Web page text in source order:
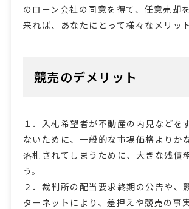
のローン会社の同意を得て、任意売却
来れば、あなたにとって様々なメリッ
競売のデメリット
１．入札希望者が不動産の内見などを
ないために、一般的な市場価格よりか
落札されてしまうために、大きな残債
う。
２．裁判所の配当要求終期の公告や、
ターネットにより、差押えや競売の事